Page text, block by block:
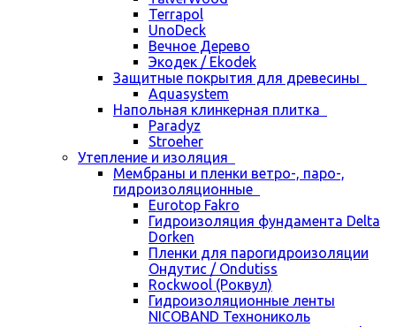
Terrapol
UnoDeck
Вечное Дерево
Экодек / Ekodek
Защитные покрытия для древесины
Aquasystem
Напольная клинкерная плитка
Paradyz
Stroeher
Утепление и изоляция
Мембраны и пленки ветро-, паро-,
гидроизоляционные
Eurotop Fakro
Гидроизоляция фундамента Delta
Dorken
Пленки для парогидроизоляции
Ондутис / Ondutiss
Rockwool (Роквул)
Гидроизоляционные ленты
NICOBAND Технониколь